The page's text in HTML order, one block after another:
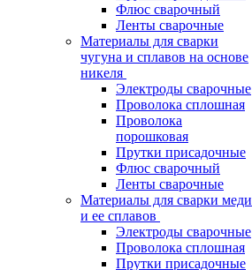
Флюс сварочный
Ленты сварочные
Материалы для сварки
чугуна и сплавов на основе
никеля
Электроды сварочные
Проволока сплошная
Проволока
порошковая
Прутки присадочные
Флюс сварочный
Ленты сварочные
Материалы для сварки меди
и ее сплавов
Электроды сварочные
Проволока сплошная
Прутки присадочные